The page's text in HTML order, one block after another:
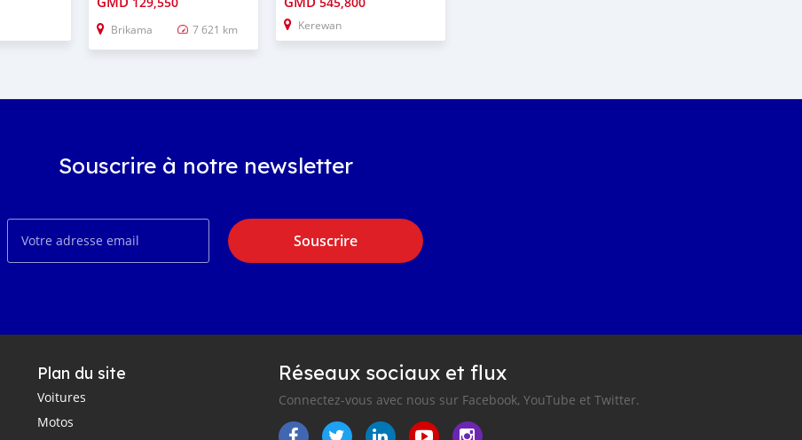
Brikama 7 621 km Kerewan
Souscrire à notre newsletter
Souscrire
Plan du site
Voitures
Motos
Réseaux sociaux et flux
Connectez-vous avec nous sur Facebook, YouTube et Twitter.